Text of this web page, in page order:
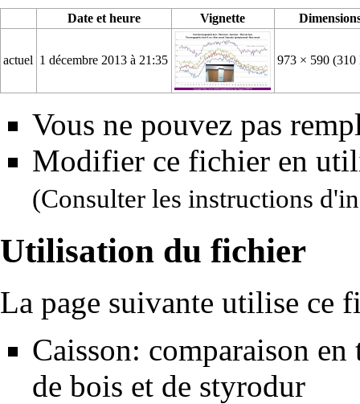
Date et heure Vignette
actuel 1 décembre 2013 à 21:35 973 × 590(310
Vous ne pouvez pas
Modifier ce fichier en
(Consulter les instructions
Utilisation du fichier
La page suivante utilise ce
Caisson: comparaison
de bois et de styrodur